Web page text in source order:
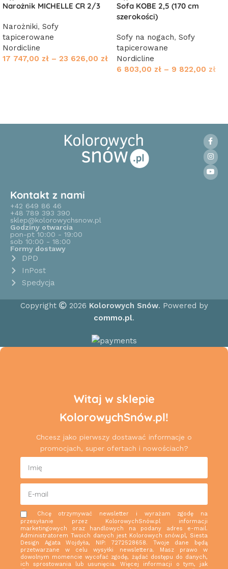
Narożnik MICHELLE CR 2/3
Narożniki, Sofy
tapicerowane
Nordicline
17 747,00 zł – 23 626,00 zł
Sofa KOBE 2,5 (170 cm
szerokości)
Sofy na nogach, Sofy
tapicerowane
Nordicline
6 803,00 zł – 9 822,00 zł
Kontakt z nami
+42 649 86 46
+48 789 393 390
sklep@kolorowychsnow.pl
Godziny otwarcia
pon-pt 10:00 - 19:00
sob 10:00 - 18:00
Formy dostawy
DPD
InPost
Spedycja
Copyright 2026 Kolorowych Snów. Powered by
commo.pl.
Witaj w sklepie
KolorowychSnów.pl!
Chcesz jako pierwszy dostawać informacje o
promocjach, super ofertach i nowościach?
Chcę otrzymywać newsletter i wyrażam zgodę na
przesyłanie przez KolorowychSnów.pl informacji
marketingowych oraz handlowych na podany adres e-mail.
Administratorem Twoich danych jest Kolorowych snów.pl, Siesta
Design Agata Wojdyła, NIP: 7272528658. Twoje dane będą
przetwarzane w celu wysyłki newslettera. Masz prawo w
dowolnym momencie wycofać zgodę, żądać dostępu do danych,
ich sprostowania lub usunięcia. Więcej informacji o tym, jak